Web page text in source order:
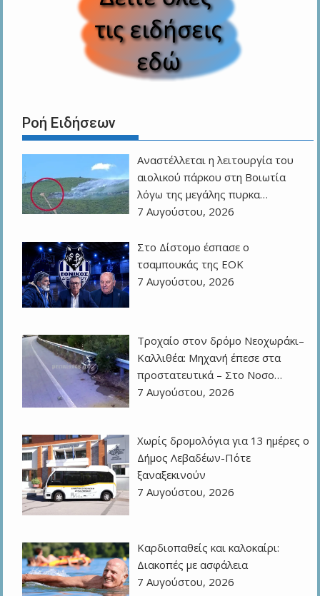
Ροή Ειδήσεων
Αναστέλλεται η λειτουργία του
αιολικού πάρκου στη Βοιωτία
λόγω της μεγάλης πυρκα…
7 Αυγούστου, 2026
Στο Δίστομο έσπασε ο
τσαμπουκάς της ΕΟΚ
7 Αυγούστου, 2026
Τροχαίο στον δρόμο Νεοχωράκι–
Καλλιθέα: Μηχανή έπεσε στα
προστατευτικά – Στο Νοσο…
7 Αυγούστου, 2026
Χωρίς δρομολόγια για 13 ημέρες ο
Δήμος Λεβαδέων-Πότε
ξαναξεκινούν
7 Αυγούστου, 2026
Καρδιοπαθείς και καλοκαίρι:
Διακοπές με ασφάλεια
7 Αυγούστου, 2026